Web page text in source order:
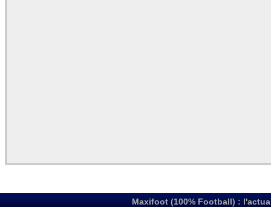
Maxifoot (100% Football) :